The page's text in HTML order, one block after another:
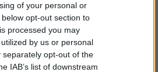
of your personal or
opt-out section to
processed you may
by us or personal
opt-out of the
IAB’s list of downstream